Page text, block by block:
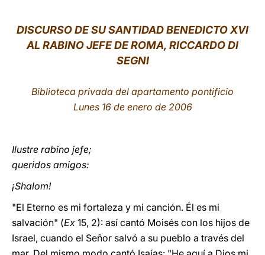
中文
DISCURSO DE SU SANTIDAD BENEDICTO XVI
AL RABINO JEFE DE ROMA, RICCARDO DI
SEGNI
Biblioteca privada del apartamento pontificio
Lunes 16 de enero de 2006
Ilustre rabino jefe;
queridos amigos:
¡Shalom!
"El Eterno es mi fortaleza y mi canción. Él es mi
salvación" (Ex 15, 2): así cantó Moisés con los hijos de
Israel, cuando el Señor salvó a su pueblo a través del